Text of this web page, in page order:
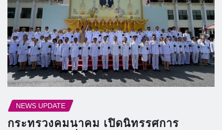
NEWS UPDATE
กระทรวงคมนาคม เปิดนิทรรศการ